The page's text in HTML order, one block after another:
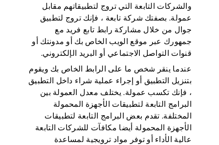
والشركات التابعة التي تروج لتطبيقاتهم مقابل
عمولة. بصفتك شركة تابعة ، فإنك تروج لتطبيق
جوال من خلال مشاركة رابط تابع فريد مع
جمهورك عبر موقع الويب الخاص بك أو مدونتك أو
قنوات التواصل الاجتماعي أو البريد الإلكتروني.
عندما ينقر شخص ما على الرابط الخاص بك ويقوم
بتنزيل التطبيق أو إجراء عملية شراء داخل التطبيق
، فإنك تكسب عمولة. يختلف معدل العمولة بين
البرامج التابعة لتطبيقات الأجهزة المحمولة
المختلفة. تقدم بعض البرامج التابعة لتطبيقات
الأجهزة المحمولة أيضا مكافآت للشركات التابعة
عالية الأداء أو توفر مواد ترويجية لمساعدة